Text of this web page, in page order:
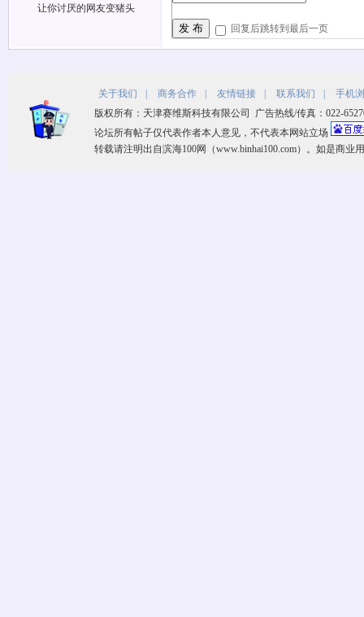
让你讨厌的网友变猪头
发 布 回复后跳转到最后一页
关于我们 商务合作 友情链接 联系我们
手机
版权所有：天津赛维斯科技有限公司 广告热线/传真：022-
论坛所有帖子仅代表作者本人意见，不代表本网站立场
转载请注明出自滨海100网（www.binhai100.com）。如是商业